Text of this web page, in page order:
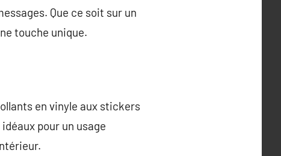
Que ce soit sur un
touche unique.
en vinyle aux stickers
pour un usage